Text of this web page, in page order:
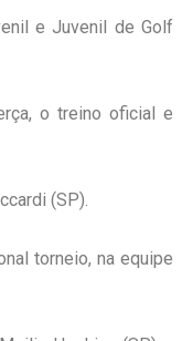
e Juvenil de Golf
o treino oficial e
(SP).
torneio, na equipe